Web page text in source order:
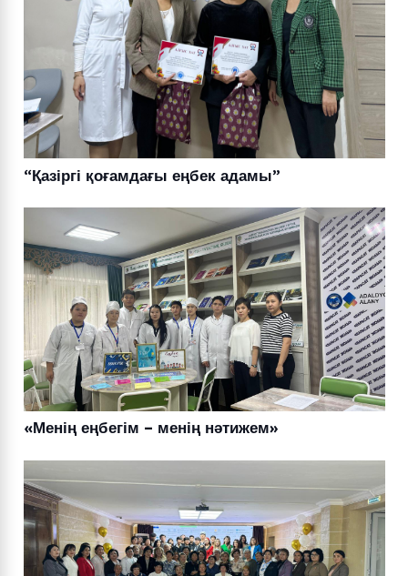
“Қазіргі қоғамдағы еңбек адамы”
«Менің еңбегім – менің нәтижем»